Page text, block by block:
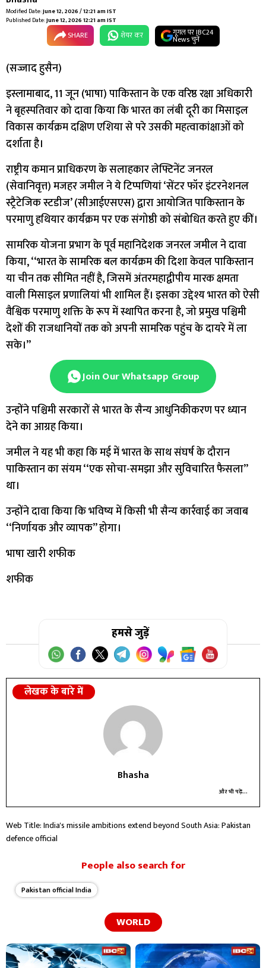
Modified Date:June 12, 2026 / 12:21 am IST
Published Date:June 12, 2026 12:21 am IST
SHARE शेयर कर गूगल पर IBC24
News चुनें
(सज्जाद हुसैन)
इस्लामाबाद, 11 जून (भाषा) पाकिस्तान के एक वरिष्ठ रक्षा अधिकारी
ने बृहस्पतिवार को दावा किया कि भारत का लंबी दूरी का मिसाइल
विकास कार्यक्रम दक्षिण एशिया से परे उसकी महत्वाकांक्षाओं को
दर्शाता है।
राष्ट्रीय कमान प्राधिकरण के सलाहकार लेफ्टिनेंट जनरल
(सेवानिवृत्त) मजहर जमील ने ये टिप्पणियां ‘सेंटर फॉर इंटरनेशनल
स्ट्रैटेजिक स्टडीज’ (सीआईएसएस) द्वारा आयोजित पाकिस्तान के
परमाणु हथियार कार्यक्रम पर एक संगोष्ठी को संबोधित करते हुए कीं।
सामरिक योजना प्रभाग के पूर्व महानिदेशक जनरल जमील ने दावा
किया, ‘‘भारत के सामरिक बल कार्यक्रम की दिशा केवल पाकिस्तान
या चीन तक सीमित नहीं है, जिसमें अंतरमहाद्वीपीय मारक क्षमता
वाली मिसाइल प्रणालियां भी शामिल हैं। इसका उद्देश्य भारत को ऐसी
वैश्विक परमाणु शक्ति के रूप में स्थापित करना है, जो प्रमुख पश्चिमी
देशों की राजधानियों तक को अपनी सामरिक पहुंच के दायरे में ला
सके।’’
Join Our Whatsapp Group
उन्होंने पश्चिमी सरकारों से भारत के सैन्य आधुनिकीकरण पर ध्यान
देने का आग्रह किया।
जमील ने यह भी कहा कि मई में भारत के साथ संघर्ष के दौरान
पाकिस्तान का संयम ‘‘एक सोचा-समझा और सुविचारित फैसला’’
था।
उन्होंने दावा किया कि भविष्य में किसी भी सैन्य कार्रवाई का जवाब
‘‘निर्णायक और व्यापक’’ होगा।
भाषा खारी शफीक
शफीक
हमसे जुड़ें
लेखक के बारे में
Bhasha
और भी पढ़ें...
Web Title: India's missile ambitions extend beyond South Asia: Pakistan
defence official
People also search for
Pakistan official India
WORLD